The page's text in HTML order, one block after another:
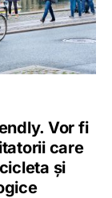
Vor fi
care
și